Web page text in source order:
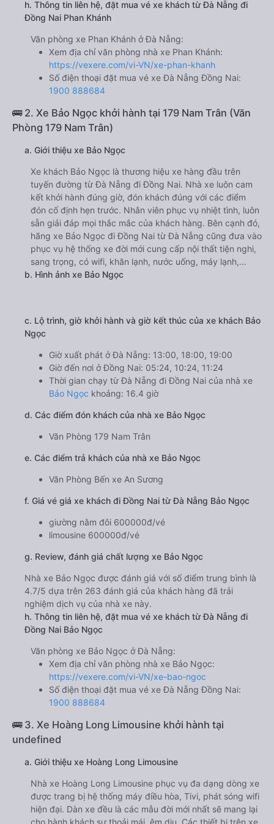
h. Thông tin liên hệ, đặt mua vé xe khách từ Đà Nẵng đi
Đồng Nai Phan Khánh
Văn phòng xe Phan Khánh ở Đà Nẵng:
Xem địa chỉ văn phòng nhà xe Phan Khánh:
https://vexere.com/vi-VN/xe-phan-khanh
Số điện thoại đặt mua vé xe Đà Nẵng Đồng Nai:
1900 888684
🚌 2. Xe Bảo Ngọc khởi hành tại 179 Nam Trân (Văn
Phòng 179 Nam Trân)
a. Giới thiệu xe Bảo Ngọc
Xe khách Bảo Ngọc là thương hiệu xe hàng đầu trên
tuyến đường từ Đà Nẵng đi Đồng Nai. Nhà xe luôn cam
kết khởi hành đúng giờ, đón khách đúng với các điểm
đón cố định hẹn trước. Nhân viên phục vụ nhiệt tình, luôn
sẵn giải đáp mọi thắc mắc của khách hàng. Bên cạnh đó,
hãng xe Bảo Ngọc đi Đồng Nai từ Đà Nẵng cũng đưa vào
phục vụ hệ thống xe đời mới cung cấp nội thất tiện nghi,
sang trọng, có wifi, khăn lạnh, nước uống, máy lạnh,…
b. Hình ảnh xe Bảo Ngọc
c. Lộ trình, giờ khởi hành và giờ kết thúc của xe khách Bảo
Ngọc
Giờ xuất phát ở Đà Nẵng: 13:00, 18:00, 19:00
Giờ đến nơi ở Đồng Nai: 05:24, 10:24, 11:24
Thời gian chạy từ Đà Nẵng đi Đồng Nai của nhà xe
Bảo Ngọc khoảng: 16.4 giờ
d. Các điểm đón khách của nhà xe Bảo Ngọc
Văn Phòng 179 Nam Trân
e. Các điểm trả khách của nhà xe Bảo Ngọc
Văn Phòng Bến xe An Sương
f. Giá vé giá xe khách đi Đồng Nai từ Đà Nẵng Bảo Ngọc
giường nằm đôi 600000đ/vé
limousine 600000đ/vé
g. Review, đánh giá chất lượng xe Bảo Ngọc
Nhà xe Bảo Ngọc được đánh giá với số điểm trung bình là
4.7/5 dựa trên 263 đánh giá của khách hàng đã trải
nghiệm dịch vụ của nhà xe này.
h. Thông tin liên hệ, đặt mua vé xe khách từ Đà Nẵng đi
Đồng Nai Bảo Ngọc
Văn phòng xe Bảo Ngọc ở Đà Nẵng:
Xem địa chỉ văn phòng nhà xe Bảo Ngọc:
https://vexere.com/vi-VN/xe-bao-ngoc
Số điện thoại đặt mua vé xe Đà Nẵng Đồng Nai:
1900 888684
🚌 3. Xe Hoàng Long Limousine khởi hành tại
undefined
a. Giới thiệu xe Hoàng Long Limousine
Nhà xe Hoàng Long Limousine phục vụ đa dạng dòng xe
được trang bị hệ thống máy điều hòa, Tivi, phát sóng wifi
hiện đại. Dàn xe đều là các mẫu đời mới nhất sẽ mang lại